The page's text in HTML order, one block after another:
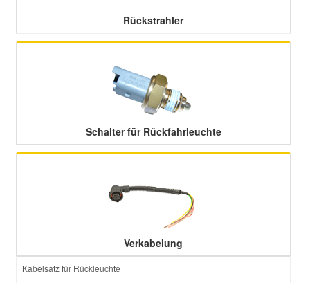
Rückstrahler
Schalter für Rückfahrleuchte
Verkabelung
Kabelsatz für Rückleuchte